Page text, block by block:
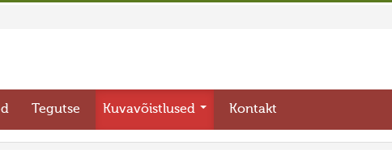
Tegutse Kuvavõistlused Kontakt